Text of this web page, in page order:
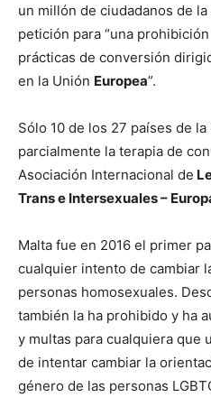
un millón de ciudadanos de
petición para “una
prácticas de conversión
en la Unión Europea”.
Sólo 10 de los 27 países de
parcialmente la terapia de
Asociación Internacional de
Trans e Intersexuales –
Malta fue en 2016 el primer
cualquier intento de cambiar
personas homosexuales.
también la ha prohibido y ha
y multas para cualquiera que
de intentar cambiar la
género de las personas